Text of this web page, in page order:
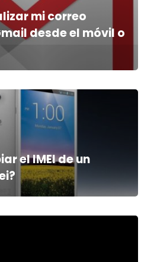
mi correo
desde el móvil o
el IMEI de un